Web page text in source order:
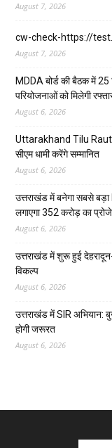
August 7, 2026
cw-check-https://
August 7, 2026
MDDA बोर्ड की बैठक में 25
परियोजनाओं को मिलेगी
August 6, 2026
Uttarakhand Tilu
सीएम धामी करेंगे सम्मानित
August 6, 2026
उत्तराखंड में बनेगा सबसे
लगाएगा 352 करोड़ का
August 6, 2026
उत्तराखंड में शुरू हुई
विकल्प
August 6, 2026
उत्तराखंड में SIR अभियान:
होगी जरूरत
August 6, 2026